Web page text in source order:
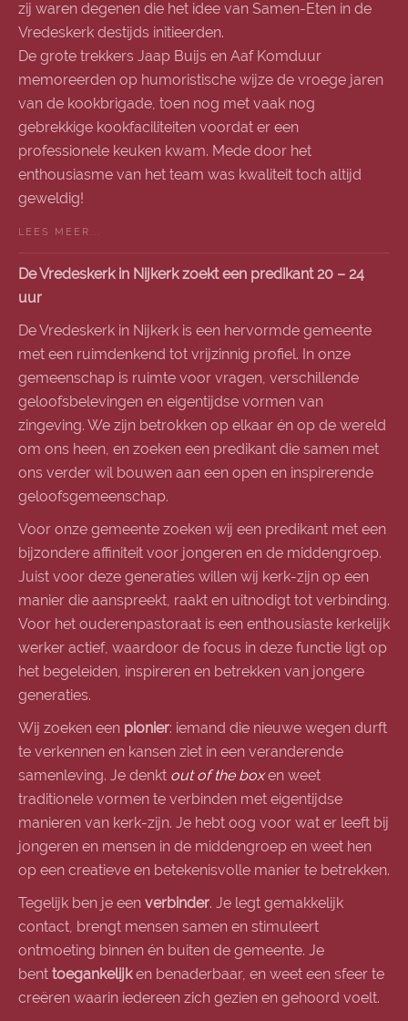
zij waren degenen die het idee van Samen-Eten in de
Vredeskerk destijds initieerden.
De grote trekkers Jaap Buijs en Aaf Komduur
memoreerden op humoristische wijze de vroege jaren
van de kookbrigade, toen nog met vaak nog
gebrekkige kookfaciliteiten voordat er een
professionele keuken kwam. Mede door het
enthousiasme van het team was kwaliteit toch altijd
geweldig!
LEES MEER...
De Vredeskerk in Nijkerk zoekt een predikant 20 – 24
uur
De Vredeskerk in Nijkerk is een hervormde gemeente
met een ruimdenkend tot vrijzinnig profiel. In onze
gemeenschap is ruimte voor vragen, verschillende
geloofsbelevingen en eigentijdse vormen van
zingeving. We zijn betrokken op elkaar én op de wereld
om ons heen, en zoeken een predikant die samen met
ons verder wil bouwen aan een open en inspirerende
geloofsgemeenschap.
Voor onze gemeente zoeken wij een predikant met een
bijzondere affiniteit voor jongeren en de middengroep.
Juist voor deze generaties willen wij kerk-zijn op een
manier die aanspreekt, raakt en uitnodigt tot verbinding.
Voor het ouderenpastoraat is een enthousiaste kerkelijk
werker actief, waardoor de focus in deze functie ligt op
het begeleiden, inspireren en betrekken van jongere
generaties.
Wij zoeken een pionier: iemand die nieuwe wegen durft
te verkennen en kansen ziet in een veranderende
samenleving. Je denkt out of the boxen weet
traditionele vormen te verbinden met eigentijdse
manieren van kerk-zijn. Je hebt oog voor wat er leeft bij
jongeren en mensen in de middengroep en weet hen
op een creatieve en betekenisvolle manier te betrekken.
Tegelijk ben je een verbinder. Je legt gemakkelijk
contact, brengt mensen samen en stimuleert
ontmoeting binnen én buiten de gemeente. Je
bent toegankelijken benaderbaar, en weet een sfeer te
creëren waarin iedereen zich gezien en gehoord voelt.